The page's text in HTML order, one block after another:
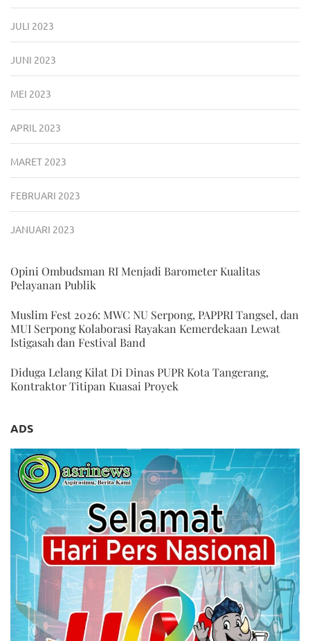
JULI 2023
JUNI 2023
MEI 2023
APRIL 2023
MARET 2023
FEBRUARI 2023
JANUARI 2023
Opini Ombudsman RI Menjadi Barometer Kualitas
Pelayanan Publik
Muslim Fest 2026: MWC NU Serpong, PAPPRI Tangsel, dan
MUI Serpong Kolaborasi Rayakan Kemerdekaan Lewat
Istigasah dan Festival Band
Diduga Lelang Kilat Di Dinas PUPR Kota Tangerang,
Kontraktor Titipan Kuasai Proyek
ADS